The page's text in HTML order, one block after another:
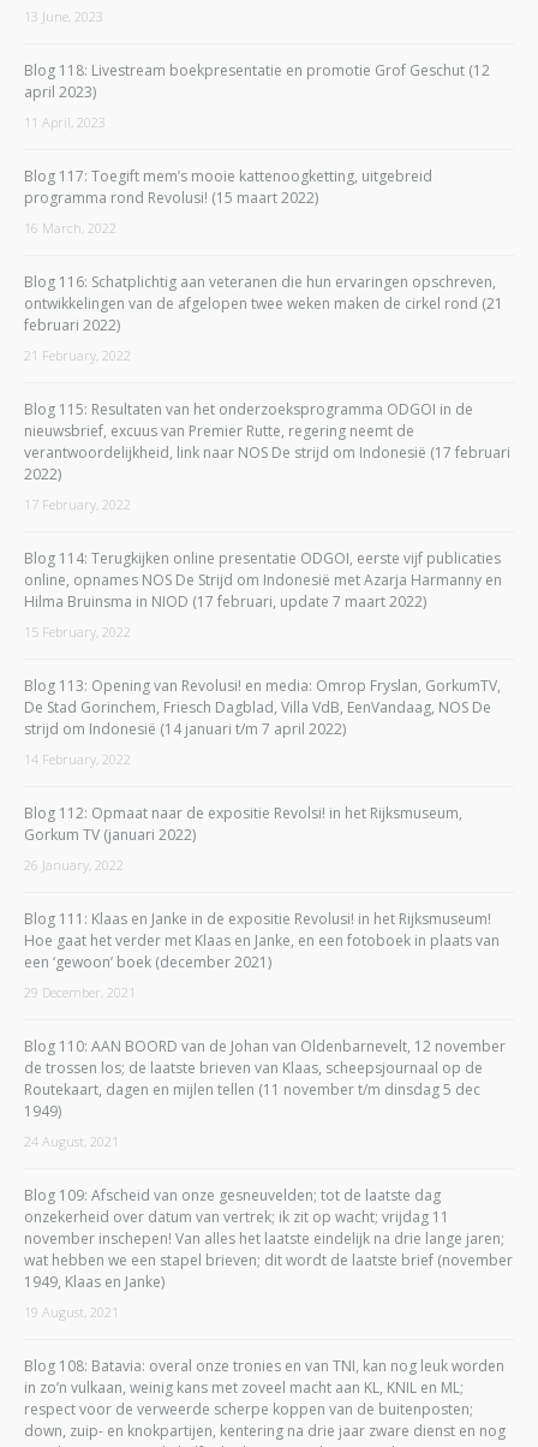
13 June, 2023
Blog 118: Livestream boekpresentatie en promotie Grof Geschut (12
april 2023)
11 April, 2023
Blog 117: Toegift mem’s mooie kattenoogketting, uitgebreid
programma rond Revolusi! (15 maart 2022)
16 March, 2022
Blog 116: Schatplichtig aan veteranen die hun ervaringen opschreven,
ontwikkelingen van de afgelopen twee weken maken de cirkel rond (21
februari 2022)
21 February, 2022
Blog 115: Resultaten van het onderzoeksprogramma ODGOI in de
nieuwsbrief, excuus van Premier Rutte, regering neemt de
verantwoordelijkheid, link naar NOS De strijd om Indonesië (17 februari
2022)
17 February, 2022
Blog 114: Terugkijken online presentatie ODGOI, eerste vijf publicaties
online, opnames NOS De Strijd om Indonesië met Azarja Harmanny en
Hilma Bruinsma in NIOD (17 februari, update 7 maart 2022)
15 February, 2022
Blog 113: Opening van Revolusi! en media: Omrop Fryslan, GorkumTV,
De Stad Gorinchem, Friesch Dagblad, Villa VdB, EenVandaag, NOS De
strijd om Indonesië (14 januari t/m 7 april 2022)
14 February, 2022
Blog 112: Opmaat naar de expositie Revolsi! in het Rijksmuseum,
Gorkum TV (januari 2022)
26 January, 2022
Blog 111: Klaas en Janke in de expositie Revolusi! in het Rijksmuseum!
Hoe gaat het verder met Klaas en Janke, en een fotoboek in plaats van
een ‘gewoon’ boek (december 2021)
29 December, 2021
Blog 110: AAN BOORD van de Johan van Oldenbarnevelt, 12 november
de trossen los; de laatste brieven van Klaas, scheepsjournaal op de
Routekaart, dagen en mijlen tellen (11 november t/m dinsdag 5 dec
1949)
24 August, 2021
Blog 109: Afscheid van onze gesneuvelden; tot de laatste dag
onzekerheid over datum van vertrek; ik zit op wacht; vrijdag 11
november inschepen! Van alles het laatste eindelijk na drie lange jaren;
wat hebben we een stapel brieven; dit wordt de laatste brief (november
1949, Klaas en Janke)
19 August, 2021
Blog 108: Batavia: overal onze tronies en van TNI, kan nog leuk worden
in zo’n vulkaan, weinig kans met zoveel macht aan KL, KNIL en ML;
respect voor de verweerde scherpe koppen van de buitenposten;
down, zuip- en knokpartijen, kentering na drie jaar zware dienst en nog